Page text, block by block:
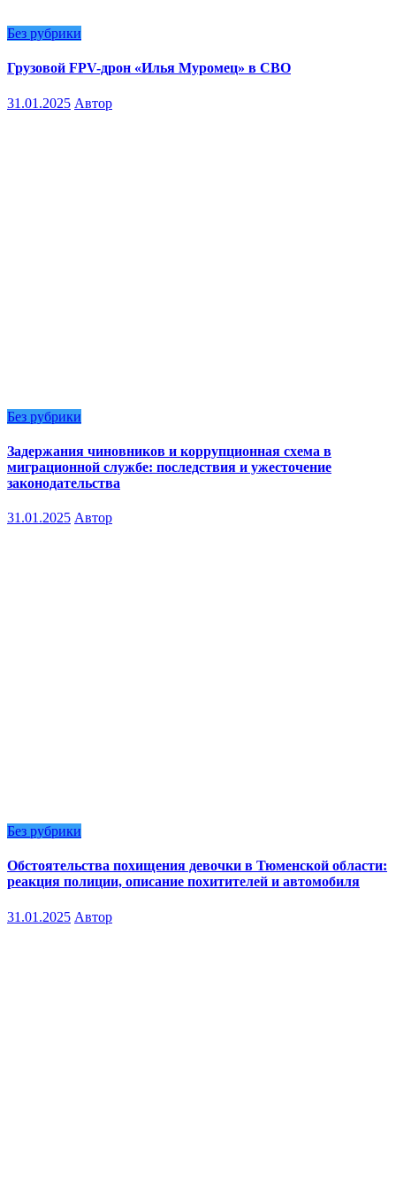
Без рубрики
Грузовой FPV-дрон «Илья Муромец» в СВО
31.01.2025 Автор
Без рубрики
Задержания чиновников и коррупционная схема в
миграционной службе: последствия и ужесточение
законодательства
31.01.2025 Автор
Без рубрики
Обстоятельства похищения девочки в Тюменской области:
реакция полиции, описание похитителей и автомобиля
31.01.2025 Автор